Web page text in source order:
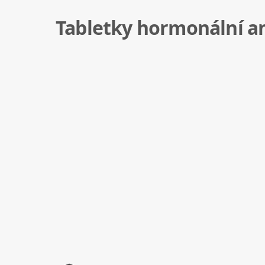
Tabletky hormonální